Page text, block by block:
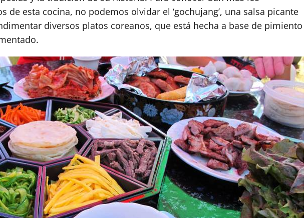
de esta cocina, no podemos olvidar el ‘gochujang’, una salsa picante
diversos platos coreanos, que está hecha a base de pimiento